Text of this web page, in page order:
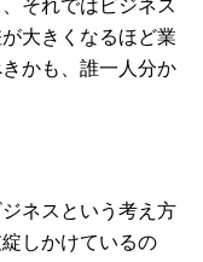
それではビジネス
大きくなるほど業
かも、誰一人分か
ネスという考え方
しかけているの